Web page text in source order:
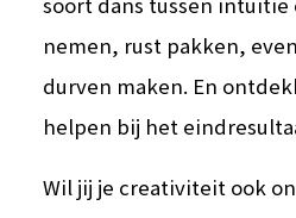
nemen, rust pakken,
durven maken. En
helpen bij het
Wil jij je creativiteit ook